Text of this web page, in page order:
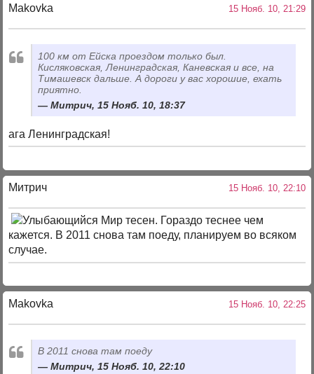
Makovka 15 Нояб. 10, 21:29
100 км от Ейска проездом только был.
Кисляковская, Ленинградская, Каневская и все, на
Тимашевск дальше. А дороги у вас хорошие, ехать
приятно.
Митрич, 15 Нояб. 10, 18:37
ага Ленинградская!
Митрич 15 Нояб. 10, 22:10
Мир тесен. Гораздо теснее чем
кажется. В 2011 снова там поеду, планируем во всяком
случае.
Makovka 15 Нояб. 10, 22:25
В 2011 снова там поеду
Митрич, 15 Нояб. 10, 22:10